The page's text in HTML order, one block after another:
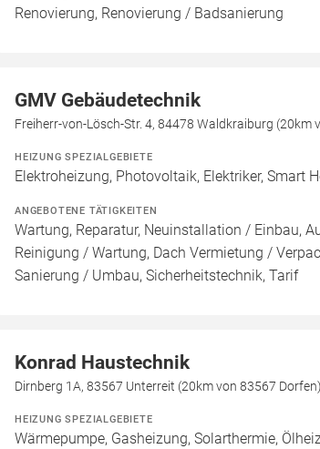
Renovierung, Renovierung / Badsanierung
GMV Gebäudetechnik
Freiherr-von-Lösch-Str. 4, 84478 Waldkraiburg (20km
HEIZUNG SPEZIALGEBIETE
Elektroheizung, Photovoltaik, Elektriker, Smart
ANGEBOTENE TÄTIGKEITEN
Wartung, Reparatur, Neuinstallation / Einbau,
Reinigung / Wartung, Dach Vermietung /
Sanierung / Umbau, Sicherheitstechnik, Tarif
Konrad Haustechnik
Dirnberg 1A, 83567 Unterreit (20km von 83567 Dorfen)
HEIZUNG SPEZIALGEBIETE
Wärmepumpe, Gasheizung, Solarthermie,